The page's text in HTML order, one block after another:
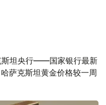
斯坦央行——国家银行最新
萨克斯坦黄金价格较一周